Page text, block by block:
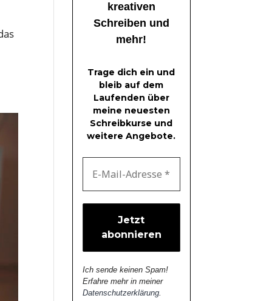
kreativen
Schreiben und
mehr!
Trage dich ein und
bleib auf dem
Laufenden über
meine neuesten
Schreibkurse und
weitere Angebote.
Ich sende keinen Spam!
Erfahre mehr in meiner
Datenschutzerklärung.